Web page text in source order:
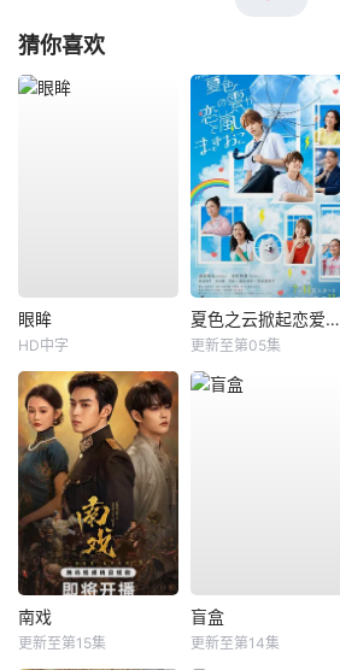
猜你喜欢
眼眸
HD中字
夏色之云掀起恋爱与风暴
更新至第05集
南戏
更新至第15集
盲盒
更新至第14集